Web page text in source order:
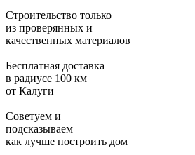
Строительство только
из проверянных и
качественных материалов
Бесплатная доставка
в радиусе 100 км
от Калуги
Советуем и
подсказываем
как лучше построить дом